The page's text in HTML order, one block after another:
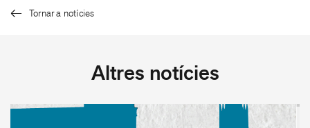
Tornar a notícies
Altres notícies